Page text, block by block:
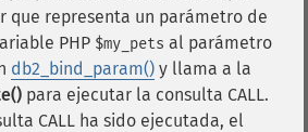
que representa un parámetro de
PHP $my_pets al parámetro
db2_bind_param() y llama a la
para ejecutar la consulta CALL.
CALL ha sido ejecutada, el